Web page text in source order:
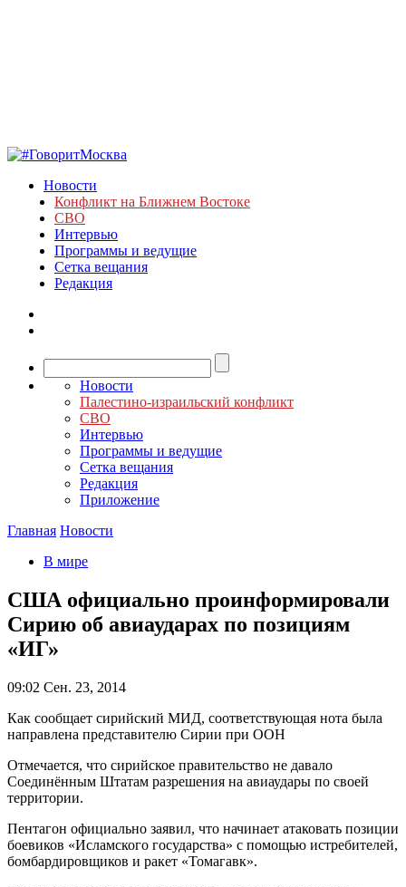
Новости
Конфликт на Ближнем Востоке
СВО
Интервью
Программы и ведущие
Сетка вещания
Редакция
Новости
Палестино-израильский конфликт
СВО
Интервью
Программы и ведущие
Сетка вещания
Редакция
Приложение
Главная Новости
В мире
США официально проинформировали
Сирию об авиаударах по позициям
«ИГ»
09:02 Сен. 23, 2014
Как сообщает сирийский МИД, соответствующая нота была
направлена представителю Сирии при ООН
Отмечается, что сирийское правительство не давало
Соединённым Штатам разрешения на авиаудары по своей
территории.
Пентагон официально заявил, что начинает атаковать позиции
боевиков «Исламского государства» с помощью истребителей,
бомбардировщиков и ракет «Томагавк».